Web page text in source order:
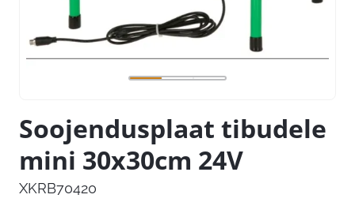
Soojendusplaat tibudele
mini 30x30cm 24V
XKRB70420